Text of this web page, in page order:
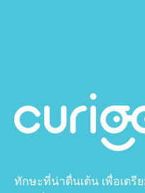
ทักษะที่น่าตื่นเต้น เพื่อเตรี